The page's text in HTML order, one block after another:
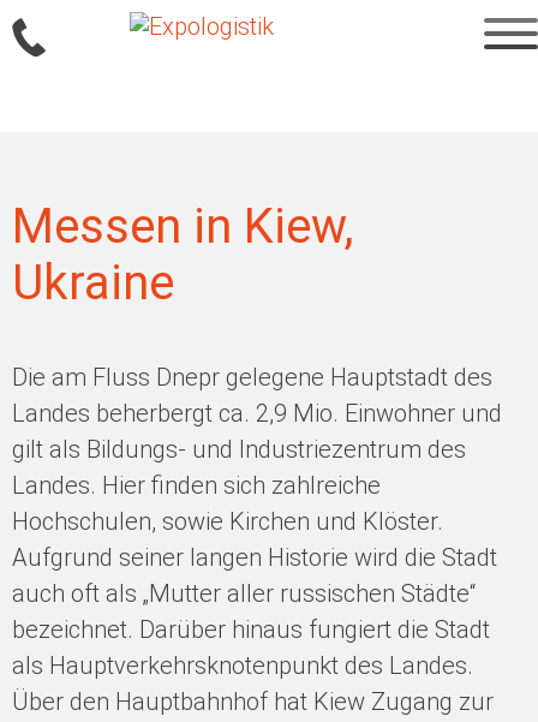
Sprung
zum
Messen in Kiew,
Ukraine
Die am Fluss Dnepr gelegene Hauptstadt des
Landes beherbergt ca. 2,9 Mio. Einwohner und
gilt als Bildungs- und Industriezentrum des
Landes. Hier finden sich zahlreiche
Hochschulen, sowie Kirchen und Klöster.
Aufgrund seiner langen Historie wird die Stadt
auch oft als „Mutter aller russischen Städte“
bezeichnet. Darüber hinaus fungiert die Stadt
als Hauptverkehrsknotenpunkt des Landes.
Über den Hauptbahnhof hat Kiew Zugang zur